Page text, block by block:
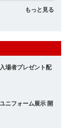
もっと見る
場者プレゼント配
ニフォーム展示 開